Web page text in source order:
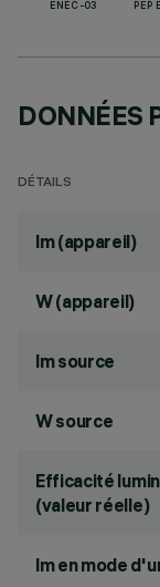
ENEC-03 PEP
DONNÉES
DÉTAILS
lm (appareil)
W (appareil)
lm source
W source
Efficacité
(valeur réelle)
lm en mode